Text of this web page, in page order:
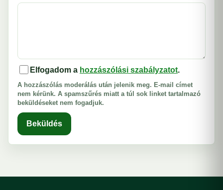
Elfogadom a hozzászólási szabályzatot.
A hozzászólás moderálás után jelenik meg. E-mail címet
nem kérünk. A spamszűrés miatt a túl sok linket tartalmazó
beküldéseket nem fogadjuk.
Beküldés